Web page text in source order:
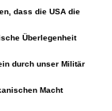
dass die USA die
Überlegenheit
durch unser Militär
Macht